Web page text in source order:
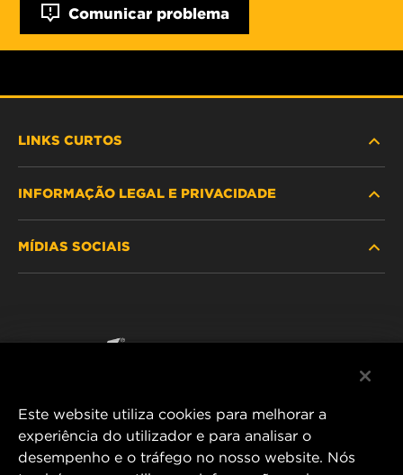
Comunicar problema
LINKS CURTOS
PROCURE O FILTRO
ONDE COMPRAR
CONTACTE NOS
INFORMAÇÃO LEGAL E PRIVACIDADE
MÍDIAS SOCIAIS
MANN+HUMMEL FT Poland
Este website utiliza cookies para melhorar a
experiência do utilizador e para analisar o
desempenho e o tráfego no nosso website. Nós